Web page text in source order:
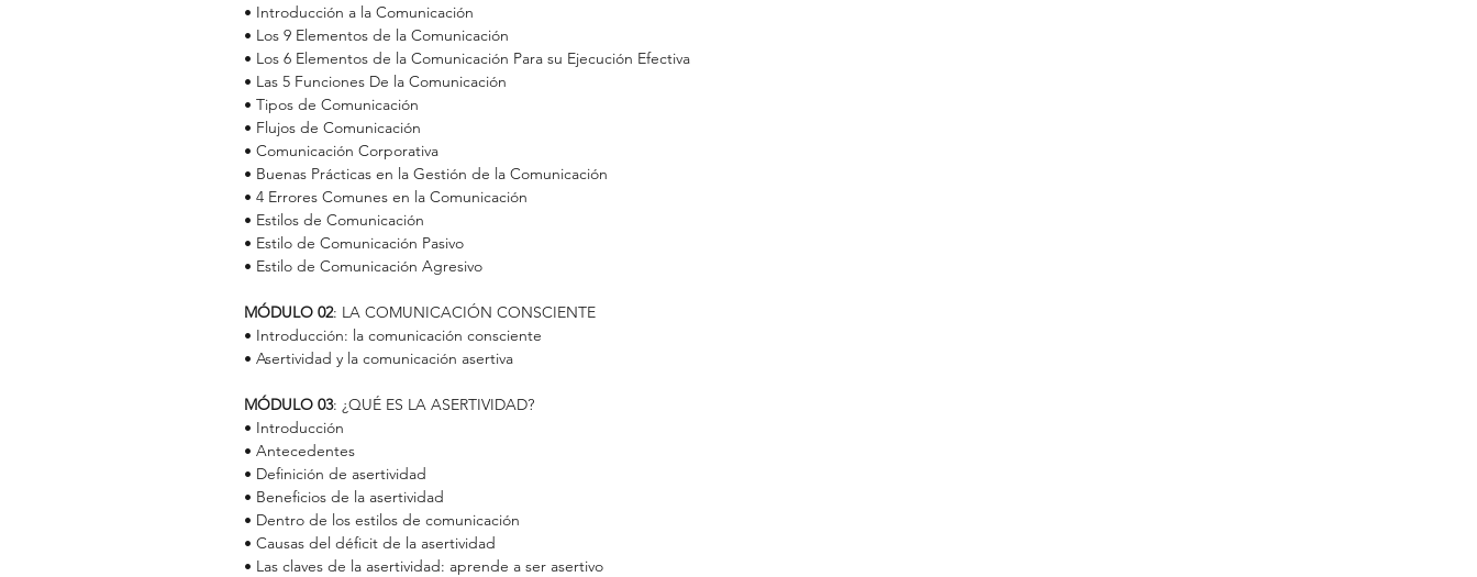
• Introducción a la Comunicación
• Los 9 Elementos de la Comunicación
• Los 6 Elementos de la Comunicación Para su Ejecución Efectiva
• Las 5 Funciones De la Comunicación
• Tipos de Comunicación
• Flujos de Comunicación
• Comunicación Corporativa
• Buenas Prácticas en la Gestión de la Comunicación
• 4 Errores Comunes en la Comunicación
• Estilos de Comunicación
• Estilo de Comunicación Pasivo
• Estilo de Comunicación Agresivo
MÓDULO 02: LA COMUNICACIÓN CONSCIENTE
• Introducción: la comunicación consciente
• Asertividad y la comunicación asertiva
MÓDULO 03: ¿QUÉ ES LA ASERTIVIDAD?
• Introducción
• Antecedentes
• Definición de asertividad
• Beneficios de la asertividad
• Dentro de los estilos de comunicación
• Causas del déficit de la asertividad
• Las claves de la asertividad: aprende a ser asertivo